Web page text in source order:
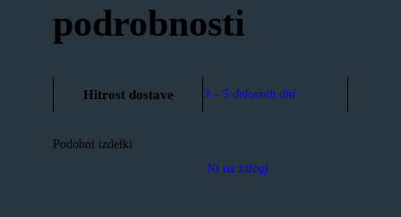
podrobnosti
Hitrost dostave 3 – 5 delovnih dni
Podobni izdelki
Ni na zalogi